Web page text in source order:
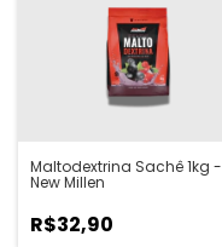
Maltodextrina Sachê 1kg -
New Millen
R$32,90